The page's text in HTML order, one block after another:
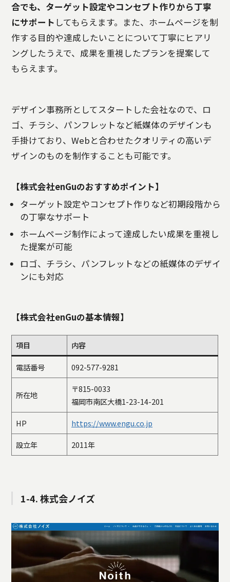
合でも、ターゲット設定やコンセプト作りから丁寧
にサポート してもらえます。また、ホームページを制
作する目的や達成したいことについて丁寧にヒアリ
ングしたうえで、成果を重視したプランを提案して
もらえます。
デザイン事務所としてスタートした会社なので、ロ
ゴ、チラシ、パンフレットなど紙媒体のデザインも
手掛けており、Webと合わせたクオリティの高いデ
ザインのものを制作することも可能です。
【株式会社enGuのおすすめポイント】
ターゲット設定やコンセプト作りなど初期段階から
の丁寧なサポート
ホームページ制作によって達成したい成果を重視し
た提案が可能
ロゴ、チラシ、パンフレットなどの紙媒体のデザイ
ンにも対応
【株式会社enGuの基本情報】
項目 内容
電話番号 092-577-9281
所在地
〒815-0033
福岡市南区大橋1-23-14-201
HP
https://www.engu.co.jp
設立年
2011年
1-4. 株式会ノイズ